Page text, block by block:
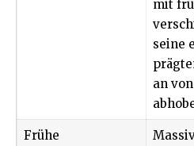
mit
seine
an
Frühe